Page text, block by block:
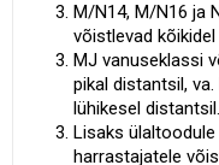
M/N14, M/N16 ja
võistlevad
MJ vanuseklassi
pikal distantsil,
lühikesel distantsil.
Lisaks
harrastajatele